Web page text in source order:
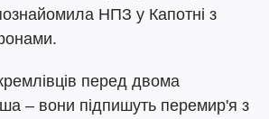
НПЗ у Капотні з
перед двома
– вони підпишуть перемир'я з